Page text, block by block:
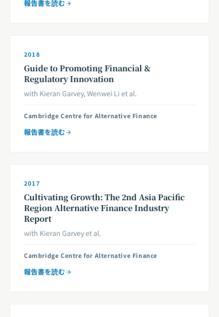
報告書を読む
2018
Guide to Promoting Financial &
Regulatory Innovation
with Kieran Garvey, Wenwei Li et al.
Cambridge Centre for Alternative Finance
報告書を読む
2017
Cultivating Growth: The 2nd Asia Pacific
Region Alternative Finance Industry
Report
with Kieran Garvey et al.
Cambridge Centre for Alternative Finance
報告書を読む